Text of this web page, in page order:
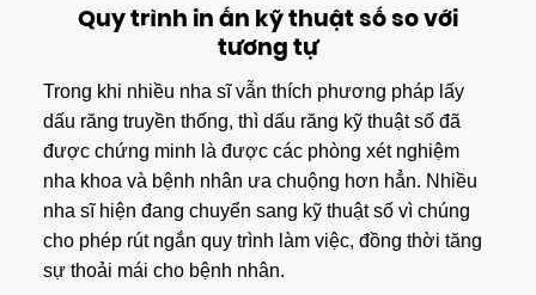
Quy trình in ấn kỹ thuật số so với
tương tự
Trong khi nhiều nha sĩ vẫn thích phương pháp lấy
dấu răng truyền thống, thì dấu răng kỹ thuật số đã
được chứng minh là được các phòng xét nghiệm
nha khoa và bệnh nhân ưa chuộng hơn hẳn. Nhiều
nha sĩ hiện đang chuyển sang kỹ thuật số vì chúng
cho phép rút ngắn quy trình làm việc, đồng thời tăng
sự thoải mái cho bệnh nhân.